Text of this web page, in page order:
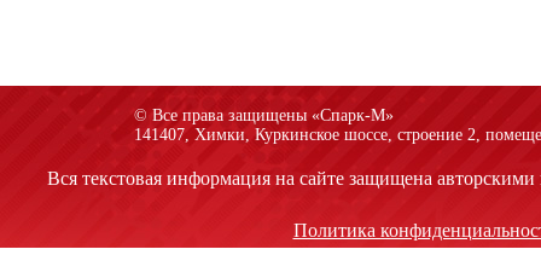
© Все права защищены «Спарк-M»
141407, Химки, Куркинское шоссе, строение 2,
Вся текстовая информация на сайте защищена
Политика